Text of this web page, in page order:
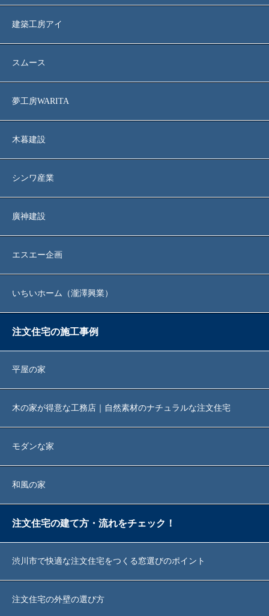
建築工房アイ
スムース
夢工房WARITA
木暮建設
シンワ産業
廣神建設
エスエー企画
いちいホーム（瀧澤興業）
注文住宅の施工事例
平屋の家
木の家が得意な工務店｜自然素材のナチュラルな注文住宅
モダンな家
和風の家
注文住宅の建て方・流れをチェック！
渋川市で快適な注文住宅をつくる窓選びのポイント
注文住宅の外壁の選び方